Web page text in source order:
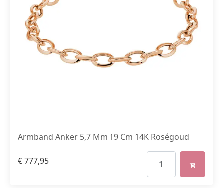
Armband Anker 5,7 Mm 19 Cm 14K Roségoud
€777,95